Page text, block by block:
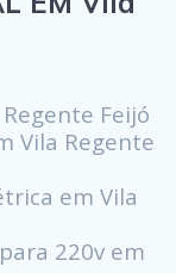
Feijó
Vila Regente
em Vila
220v em